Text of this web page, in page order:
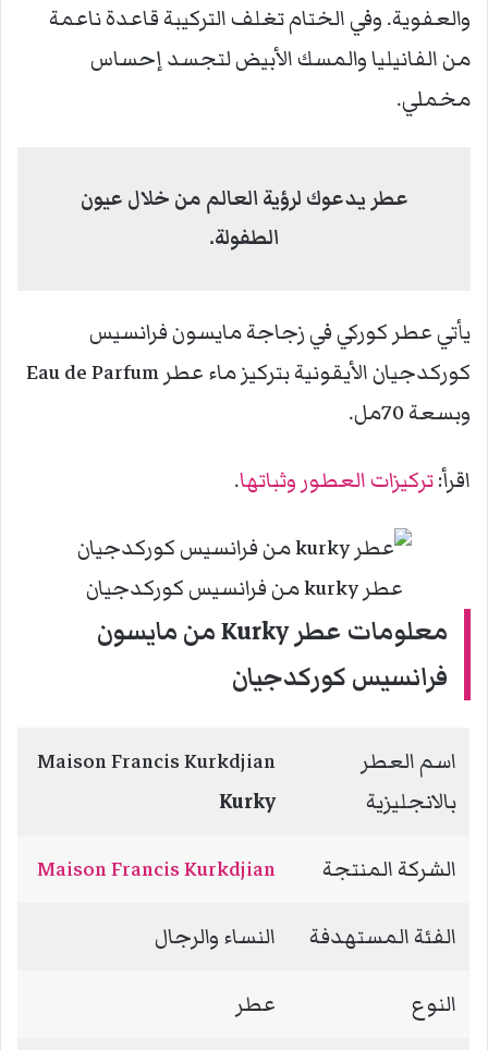
والعفوية. وفي الختام تغلف التركيبة قاعدة ناعمة
من الفانيليا والمسك الأبيض لتجسد إحساس
مخملي.
عطر يدعوك لرؤية العالم من خلال عيون
الطفولة.
يأتي عطر كوركي في زجاجة مايسون فرانسيس
كوركدجيان الأيقونية بتركيز ماء عطر Eau de Parfum
وبسعة 70مل.
اقرأ:تركيزات العطور وثباتها.
عطر kurky من فرانسيس كوركدجيان
معلومات عطر Kurky من مايسون
فرانسيس كوركدجيان
اسم العطر
بالانجليزية
Maison Francis Kurkdjian
Kurky
الشركة المنتجة Maison Francis Kurkdjian
الفئة المستهدفة النساء والرجال
النوع عطر